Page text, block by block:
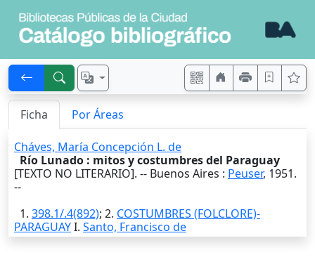
Ficha Por Áreas
Cháves, María Concepción L. de
Río Lunado : mitos y costumbres del Paraguay
[TEXTO NO LITERARIO]. -- Buenos Aires : Peuser, 1951.
--
1. 398.1/.4(892); 2. COSTUMBRES (FOLCLORE)-
PARAGUAYI. Santo, Francisco de